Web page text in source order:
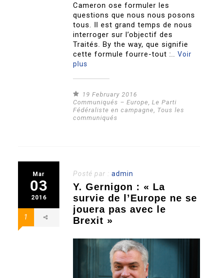
Cameron ose formuler les
questions que nous nous posons
tous. Il est grand temps de nous
interroger sur l’objectif des
Traités. By the way, que signifie
cette formule fourre-tout :..Voir
plus
19 February 2016
Communiqués – Europe,Le Parti
Fédéraliste en campagne, Tous les
communiqués
Mar
03
2016
1
Posté par :admin
Y. Gernigon : « La
survie de l’Europe ne se
jouera pas avec le
Brexit »